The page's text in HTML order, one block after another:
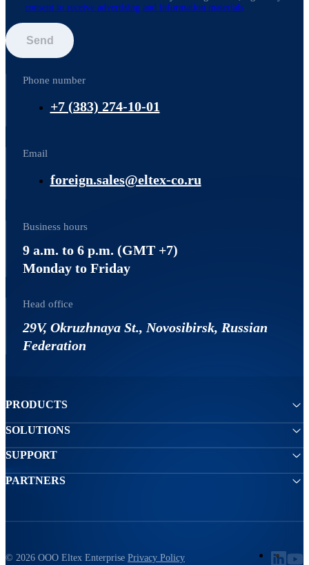
consent to receive advertising and information materials
Send
Phone number
+7 (383) 274-10-01
Email
foreign.sales@eltex-co.ru
Business hours
9 a.m. to 6 p.m. (GMT +7)
Monday to Friday
Head office
29V, Okruzhnaya St., Novosibirsk, Russian
Federation
PRODUCTS
SOLUTIONS
SUPPORT
PARTNERS
© 2026 ООО Eltex Enterprise Privacy Policy